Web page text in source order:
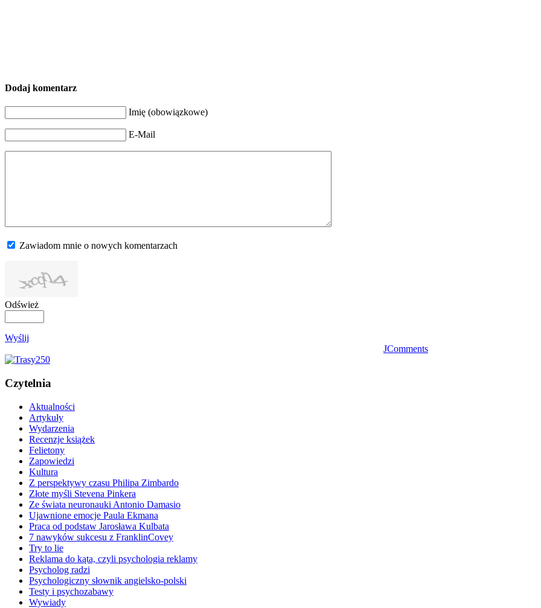
Dodaj komentarz
Imię (obowiązkowe)
E-Mail
Zawiadom mnie o nowych komentarzach
Odśwież
Wyślij
JComments
Czytelnia
Aktualności
Artykuły
Wydarzenia
Recenzje książek
Felietony
Zapowiedzi
Kultura
Z perspektywy czasu Philipa Zimbardo
Złote myśli Stevena Pinkera
Ze świata neuronauki Antonio Damasio
Ujawnione emocje Paula Ekmana
Praca od podstaw Jarosława Kulbata
7 nawyków sukcesu z FranklinCovey
Try to lie
Reklama do kąta, czyli psychologia reklamy
Psycholog radzi
Psychologiczny słownik angielsko-polski
Testy i psychozabawy
Wywiady